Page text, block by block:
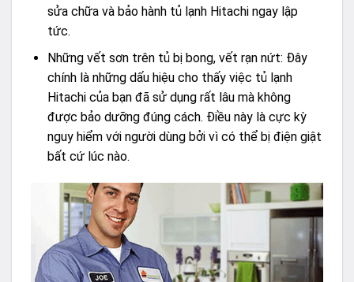
sửa chữa và bảo hành tủ lạnh Hitachi ngay lập
tức.
Những vết sơn trên tủ bị bong, vết rạn nứt: Đây
chính là những dấu hiệu cho thấy việc tủ lạnh
Hitachi của bạn đã sử dụng rất lâu mà không
được bảo dưỡng đúng cách. Điều này là cực kỳ
nguy hiểm với người dùng bởi vì có thể bị điện giật
bất cứ lúc nào.